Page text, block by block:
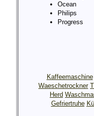
Ocean
Philips
Progress
Kaffeemaschine
Waeschetrockner
Herd
Gefriertruhe